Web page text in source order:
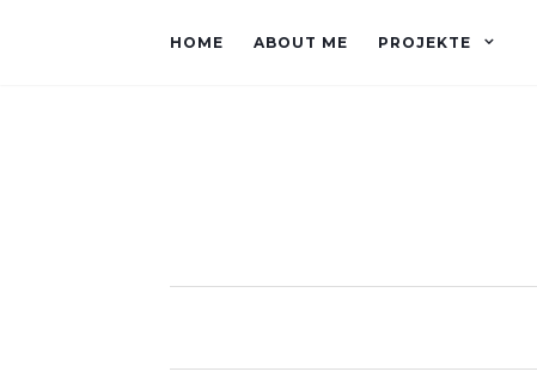
HOME ABOUT ME PROJEKTE